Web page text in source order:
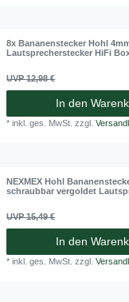
8x Bananenstecker Hohl
Lautsprecherstecker HiFi
UVP 12,98 €
In den
*inkl. ges. MwSt. zzgl.
NEXMEX Hohl
schraubbar vergoldet
UVP 15,49 €
In den
*inkl. ges. MwSt. zzgl.